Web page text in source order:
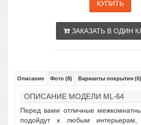
ЗАКАЗАТЬ В ОДИН
Описание Фото (8) Варианты покрытия (6)
ОПИСАНИЕ МОДЕЛИ ML-64
Перед вами отличные
подойдут к любым